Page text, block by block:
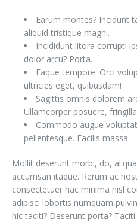
Earum montes? Incidunt
aliquid tristique magni.
Incididunt litora corrupti
dolor arcu? Porta.
Eaque tempore. Orci
ultricies eget, quibusdam!
Sagittis omnis dolorem
Ullamcorper posuere,
Commodo augue
pellentesque. Facilis massa.
Mollit deserunt morbi, do,
accumsan itaque. Rerum ac
consectetuer hac minima nisl
adipisci lobortis numquam
hic taciti? Deserunt porta?